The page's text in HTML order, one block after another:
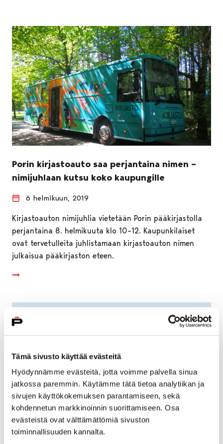
Tämä sivusto käyttää evästeitä
Hyödynnämme evästeitä, jotta voimme palvella sinua
jatkossa paremmin. Käytämme tätä tietoa analytiikan ja
sivujen käyttökokemuksen parantamiseen, sekä
kohdennetun markkinoinnin suorittamiseen. Osa
evästeistä ovat välttämättömiä sivuston
toiminnallisuuden kannalta.
Porin kirjastoauto saa perjantaina nimen –
nimijuhlaan kutsu koko kaupungille
6 helmikuun, 2019
Kirjastoauton nimijuhlia vietetään Porin pääkirjastolla
perjantaina 8. helmikuuta klo 10–12. Kaupunkilaiset
ovat tervetulleita juhlistamaan kirjastoauton nimen
julkaisua pääkirjaston eteen.